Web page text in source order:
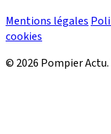
Mentions légales
cookies
© 2026 Pompier